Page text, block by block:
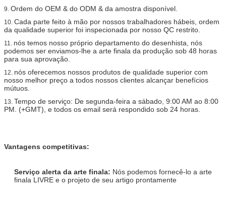
9. Ordem do OEM & do ODM & da amostra disponível.
10. Cada parte feito à mão por nossos trabalhadores hábeis, ordem
da qualidade superior foi inspecionada por nosso QC restrito.
11. nós temos nosso próprio departamento do desenhista, nós
podemos ser enviamos-lhe a arte finala da produção sob 48 horas
para sua aprovação.
12. nós oferecemos nossos produtos de qualidade superior com
nosso melhor preço a todos nossos clientes alcançar benefícios
mútuos.
13. Tempo de serviço: De segunda-feira a sábado, 9:00 AM ao 8:00
PM. (+GMT), e todos os email será respondido sob 24 horas.
Vantagens competitivas:
Serviço alerta da arte finala: Nós podemos fornecê-lo a arte
finala LIVRE e o projeto de seu artigo prontamente